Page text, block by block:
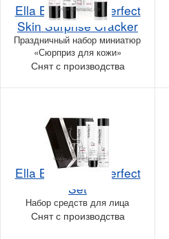
Ella Bache Ella Perfect
Skin Surprise Cracker
Праздничный набор миниатюр
«Сюрприз для кожи»
Снят с производства
Ella Bache Ella Perfect
Set
Набор средств для лица
Снят с производства